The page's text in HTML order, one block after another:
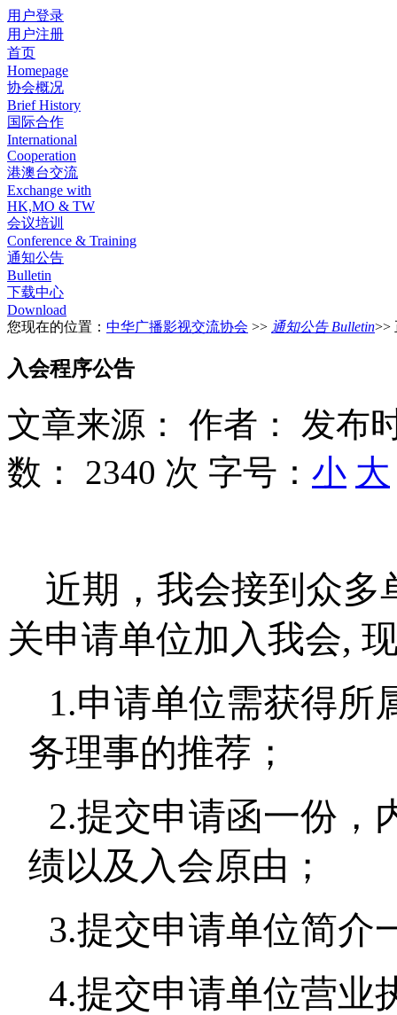
用户登录
用户注册
首页
Homepage
协会概况
Brief History
国际合作
International
Cooperation
港澳台交流
Exchange with
HK,MO & TW
会议培训
Conference & Training
通知公告
Bulletin
下载中心
Download
您现在的位置： 中华广播影视交流协会 >> 通知公告 Bulletin>>
入会程序公告
文章来源： 作者：
发布
数： 2340 次 字号： 小 大
近期，我会接到众多
关申请单位加入我会,
1.申请单位需获得所
务理事的推荐；
2.提交申请函一份，
绩以及入会原由；
3.提交申请单位简介
4.提交申请单位营业